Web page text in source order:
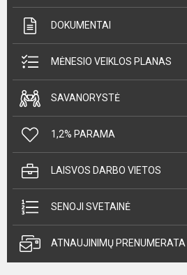
DOKUMENTAI
MĖNESIO VEIKLOS PLANAS
SAVANORYSTĖ
1,2% PARAMA
LAISVOS DARBO VIETOS
SENOJI SVETAINĖ
ATNAUJINIMŲ PRENUMERATA